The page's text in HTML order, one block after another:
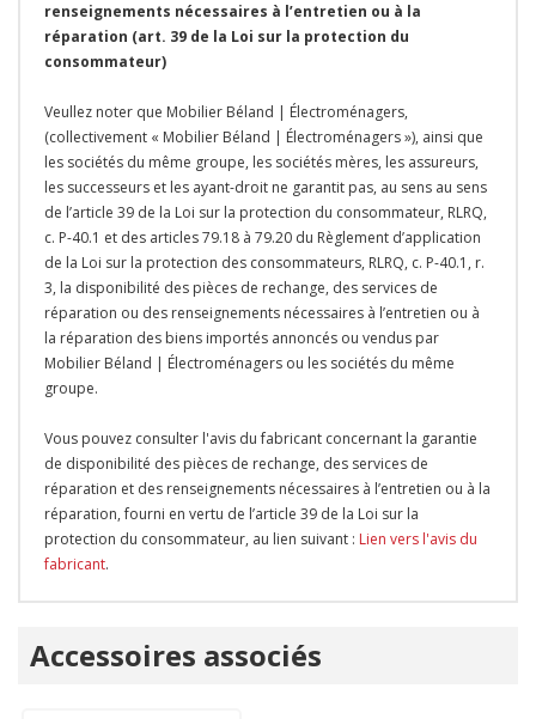
renseignements nécessaires à l’entretien ou à la
réparation (art. 39 de la Loi sur la protection du
consommateur)
Veullez noter que Mobilier Béland | Électroménagers,
(collectivement « Mobilier Béland | Électroménagers »), ainsi que
les sociétés du même groupe, les sociétés mères, les assureurs,
les successeurs et les ayant-droit ne garantit pas, au sens au sens
de l’article 39 de la Loi sur la protection du consommateur, RLRQ,
c. P-40.1 et des articles 79.18 à 79.20 du Règlement d’application
de la Loi sur la protection des consommateurs, RLRQ, c. P-40.1, r.
3, la disponibilité des pièces de rechange, des services de
réparation ou des renseignements nécessaires à l’entretien ou à
la réparation des biens importés annoncés ou vendus par
Mobilier Béland | Électroménagers ou les sociétés du même
groupe.
Vous pouvez consulter l'avis du fabricant concernant la garantie
de disponibilité des pièces de rechange, des services de
réparation et des renseignements nécessaires à l’entretien ou à la
réparation, fourni en vertu de l’article 39 de la Loi sur la
protection du consommateur, au lien suivant : Lien vers l'avis du
fabricant.
Accessoires associés